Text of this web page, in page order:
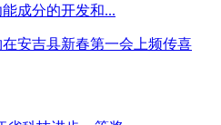
成分的开发和...